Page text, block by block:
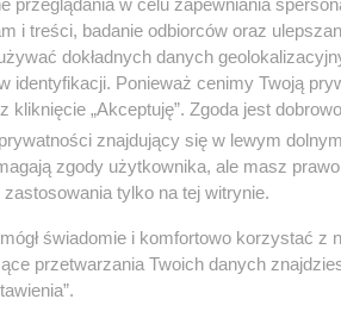
przez marksistowskich
w końcu jej nie popiera),
nie przeczyta przecież tej
jak jej nie popierasz,
dokumentu, albo zwyczajnie
i treści, badanie odbiorców oraz
dokładnych danych
identyfikacji. Ponieważ cenimy Twoją
„Akceptuję”. Zgoda jest
znajdujący się w lewym
zgody użytkownika, ale masz
tylko na tej witrynie.
świadomie i komfortowo korzystać z
przetwarzania Twoich danych